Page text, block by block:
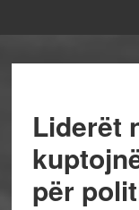
Liderët
për